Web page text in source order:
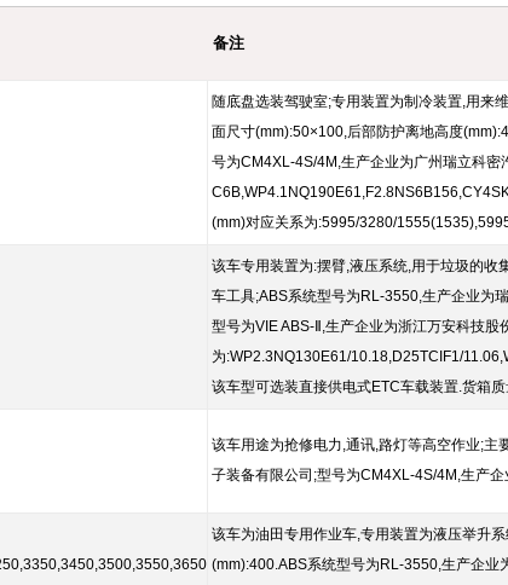
备注
随底盘选装驾驶室;专用装置为制冷装置,用来
面尺寸(mm):50×100,后部防护离地高度
号为CM4XL-4S/4M,生产企业为广州瑞立科
(mm)对应关系为:5995/3280/
该车专用装置为:摆臂,液压系统,用于垃圾的
车工具;ABS系统型号为RL-3550,生产企业为
型号为VIE ABS-Ⅱ,生产企业为浙江万安科技
为:WP2.3NQ130E61/10.18,D25TCIF1/
该车型可选装直接供电式ETC车载装置.货箱
该车用途为抢修电力,通讯,路灯等高空作业;
子装备有限公司;型号为CM4XL-4S/4M,生产
该车为油田专用作业车,专用装置为液压举升
(mm):400.ABS系统型号为RL-3550,生产企业